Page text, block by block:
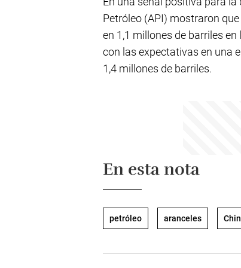
Petróleo (API) mostraron
en 1,1 millones de barriles
con las expectativas en una
1,4 millones de barriles.
En esta nota
petróleo aranceles